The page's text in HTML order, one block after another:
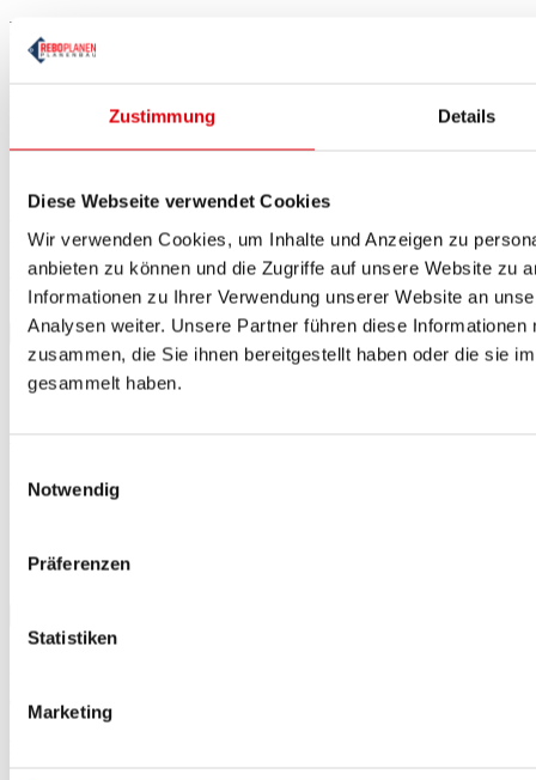
Zustimmung Details
Diese Webseite verwendet Cookies
Wir verwenden Cookies, um Inhalte und Anzeigen zu
anbieten zu können und die Zugriffe auf unsere Website zu
Informationen zu Ihrer Verwendung unserer Website an
Analysen weiter. Unsere Partner führen diese
zusammen, die Sie ihnen bereitgestellt haben oder die sie
gesammelt haben.
Notwendig
Präferenzen
Statistiken
Marketing
Klein
Innenmaße: 13,5 x 22,5 mm
2,5 cm bis zur Mitte der Öse
Groß
Innenmaße: 42x22mm
Abstand vom Rand:
2,5 cm bis zur Mitte der Öse
Innendurchmesser 16 mm
2,5 cm bis zur Mitte der Öse
Gurtbandversterkung
dient als Verstärkung der Ösen